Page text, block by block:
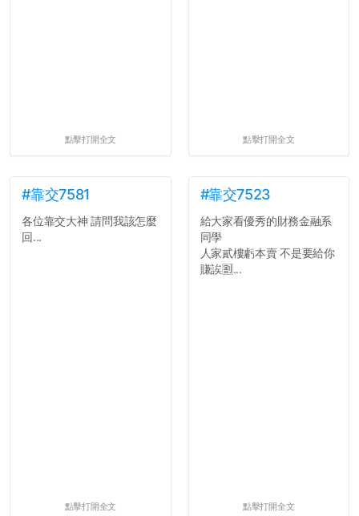
點擊打開全文 點擊打開全文
#靠交7581
各位靠交大神 請問我該怎麼
回...
點擊打開全文
#靠交7523
給大家看優秀的財務金融系
同學
人家貳樓虧本賣 不是要給你
賺誒🈹...
點擊打開全文